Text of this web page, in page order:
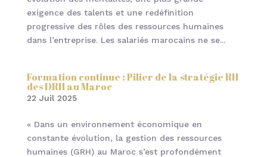
exigence des talents et une redéfinition
progressive des rôles des ressources humaines
dans l’entreprise. Les salariés marocains ne se...
Formation continue : Pilier de la stratégie RH
des DRH au Maroc
22 Juil 2025
« Dans un environnement économique en
constante évolution, la gestion des ressources
humaines (GRH) au Maroc s’est profondément